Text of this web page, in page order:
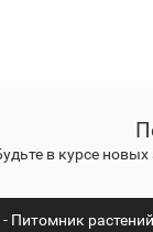
в курсе
Питомник